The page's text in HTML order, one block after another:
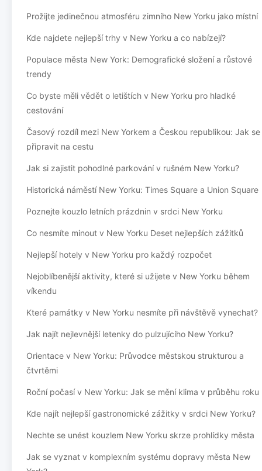
Prožijte jedinečnou atmosféru zimního New Yorku jako místní
Kde najdete nejlepší trhy v New Yorku a co nabízejí?
Populace města New York: Demografické složení a růstové
trendy
Co byste měli vědět o letištích v New Yorku pro hladké
cestování
Časový rozdíl mezi New Yorkem a Českou republikou: Jak se
připravit na cestu
Jak si zajistit pohodlné parkování v rušném New Yorku?
Historická náměstí New Yorku: Times Square a Union Square
Poznejte kouzlo letních prázdnin v srdci New Yorku
Co nesmíte minout v New Yorku Deset nejlepších zážitků
Nejlepší hotely v New Yorku pro každý rozpočet
Nejoblíbenější aktivity, které si užijete v New Yorku během
víkendu
Které památky v New Yorku nesmíte při návštěvě vynechat?
Jak najít nejlevnější letenky do pulzujícího New Yorku?
Orientace v New Yorku: Průvodce městskou strukturou a
čtvrtěmi
Roční počasí v New Yorku: Jak se mění klima v průběhu roku
Kde najít nejlepší gastronomické zážitky v srdci New Yorku?
Nechte se unést kouzlem New Yorku skrze prohlídky města
Jak se vyznat v komplexním systému dopravy města New